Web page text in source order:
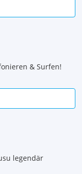
& Surfen!
legendär